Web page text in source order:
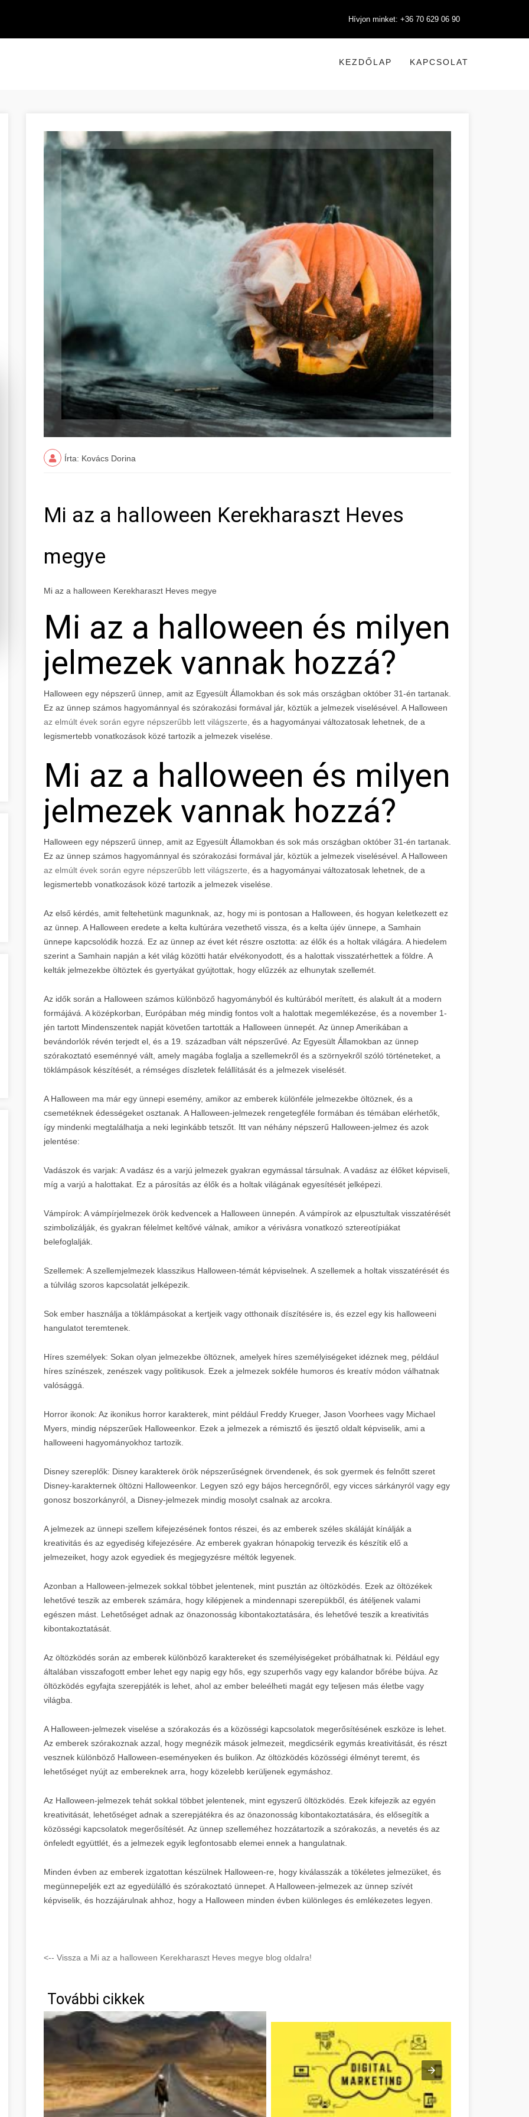
Hívjon minket: +36 70 629 06 90
KEZDŐLAP KAPCSOLAT
Írta: Kovács Dorina
Mi az a halloween Kerekharaszt Heves
megye
Mi az a halloween Kerekharaszt Heves megye
Mi az a halloween és milyen
jelmezek vannak hozzá?
Halloween egy népszerű ünnep, amit az Egyesült Államokban és sok más országban október 31-én tartanak.
Ez az ünnep számos hagyománnyal és szórakozási formával jár, köztük a jelmezek viselésével. A Halloween
az elmúlt évek során egyre népszerűbb lett világszerte, és a hagyományai változatosak lehetnek, de a
legismertebb vonatkozások közé tartozik a jelmezek viselése.
Mi az a halloween és milyen
jelmezek vannak hozzá?
Halloween egy népszerű ünnep, amit az Egyesült Államokban és sok más országban október 31-én tartanak.
Ez az ünnep számos hagyománnyal és szórakozási formával jár, köztük a jelmezek viselésével. A Halloween
az elmúlt évek során egyre népszerűbb lett világszerte, és a hagyományai változatosak lehetnek, de a
legismertebb vonatkozások közé tartozik a jelmezek viselése.
Az első kérdés, amit feltehetünk magunknak, az, hogy mi is pontosan a Halloween, és hogyan keletkezett ez
az ünnep. A Halloween eredete a kelta kultúrára vezethető vissza, és a kelta újév ünnepe, a Samhain
ünnepe kapcsolódik hozzá. Ez az ünnep az évet két részre osztotta: az élők és a holtak világára. A hiedelem
szerint a Samhain napján a két világ közötti határ elvékonyodott, és a halottak visszatérhettek a földre. A
kelták jelmezekbe öltöztek és gyertyákat gyújtottak, hogy elűzzék az elhunytak szellemét.
Az idők során a Halloween számos különböző hagyományból és kultúrából merített, és alakult át a modern
formájává. A középkorban, Európában még mindig fontos volt a halottak megemlékezése, és a november 1-
jén tartott Mindenszentek napját követően tartották a Halloween ünnepét. Az ünnep Amerikában a
bevándorlók révén terjedt el, és a 19. században vált népszerűvé. Az Egyesült Államokban az ünnep
szórakoztató eseménnyé vált, amely magába foglalja a szellemekről és a szörnyekről szóló történeteket, a
töklámpások készítését, a rémséges díszletek felállítását és a jelmezek viselését.
A Halloween ma már egy ünnepi esemény, amikor az emberek különféle jelmezekbe öltöznek, és a
csemetéknek édességeket osztanak. A Halloween-jelmezek rengetegféle formában és témában elérhetők,
így mindenki megtalálhatja a neki leginkább tetszőt. Itt van néhány népszerű Halloween-jelmez és azok
jelentése:
Vadászok és varjak: A vadász és a varjú jelmezek gyakran egymással társulnak. A vadász az élőket képviseli,
míg a varjú a halottakat. Ez a párosítás az élők és a holtak világának egyesítését jelképezi.
Vámpírok: A vámpírjelmezek örök kedvencek a Halloween ünnepén. A vámpírok az elpusztultak visszatérését
szimbolizálják, és gyakran félelmet keltővé válnak, amikor a vérivásra vonatkozó sztereotípiákat
belefoglalják.
Szellemek: A szellemjelmezek klasszikus Halloween-témát képviselnek. A szellemek a holtak visszatérését és
a túlvilág szoros kapcsolatát jelképezik.
Sok ember használja a töklámpásokat a kertjeik vagy otthonaik díszítésére is, és ezzel egy kis halloweeni
hangulatot teremtenek.
Híres személyek: Sokan olyan jelmezekbe öltöznek, amelyek híres személyiségeket idéznek meg, például
híres színészek, zenészek vagy politikusok. Ezek a jelmezek sokféle humoros és kreatív módon válhatnak
valósággá.
Horror ikonok: Az ikonikus horror karakterek, mint például Freddy Krueger, Jason Voorhees vagy Michael
Myers, mindig népszerűek Halloweenkor. Ezek a jelmezek a rémisztő és ijesztő oldalt képviselik, ami a
halloweeni hagyományokhoz tartozik.
Disney szereplők: Disney karakterek örök népszerűségnek örvendenek, és sok gyermek és felnőtt szeret
Disney-karakternek öltözni Halloweenkor. Legyen szó egy bájos hercegnőről, egy vicces sárkányról vagy egy
gonosz boszorkányról, a Disney-jelmezek mindig mosolyt csalnak az arcokra.
A jelmezek az ünnepi szellem kifejezésének fontos részei, és az emberek széles skáláját kínálják a
kreativitás és az egyediség kifejezésére. Az emberek gyakran hónapokig tervezik és készítik elő a
jelmezeiket, hogy azok egyediek és megjegyzésre méltók legyenek.
Azonban a Halloween-jelmezek sokkal többet jelentenek, mint pusztán az öltözködés. Ezek az öltözékek
lehetővé teszik az emberek számára, hogy kilépjenek a mindennapi szerepükből, és átéljenek valami
egészen mást. Lehetőséget adnak az önazonosság kibontakoztatására, és lehetővé teszik a kreativitás
kibontakoztatását.
Az öltözködés során az emberek különböző karaktereket és személyiségeket próbálhatnak ki. Például egy
általában visszafogott ember lehet egy napig egy hős, egy szuperhős vagy egy kalandor bőrébe bújva. Az
öltözködés egyfajta szerepjáték is lehet, ahol az ember beleélheti magát egy teljesen más életbe vagy
világba.
A Halloween-jelmezek viselése a szórakozás és a közösségi kapcsolatok megerősítésének eszköze is lehet.
Az emberek szórakoznak azzal, hogy megnézik mások jelmezeit, megdicsérik egymás kreativitását, és részt
vesznek különböző Halloween-eseményeken és bulikon. Az öltözködés közösségi élményt teremt, és
lehetőséget nyújt az embereknek arra, hogy közelebb kerüljenek egymáshoz.
Az Halloween-jelmezek tehát sokkal többet jelentenek, mint egyszerű öltözködés. Ezek kifejezik az egyén
kreativitását, lehetőséget adnak a szerepjátékra és az önazonosság kibontakoztatására, és elősegítik a
közösségi kapcsolatok megerősítését. Az ünnep szelleméhez hozzátartozik a szórakozás, a nevetés és az
önfeledt együttlét, és a jelmezek egyik legfontosabb elemei ennek a hangulatnak.
Minden évben az emberek izgatottan készülnek Halloween-re, hogy kiválasszák a tökéletes jelmezüket, és
megünnepeljék ezt az egyedülálló és szórakoztató ünnepet. A Halloween-jelmezek az ünnep szívét
képviselik, és hozzájárulnak ahhoz, hogy a Halloween minden évben különleges és emlékezetes legyen.
<-- Vissza a Mi az a halloween Kerekharaszt Heves megye blog oldalra!
További cikkek